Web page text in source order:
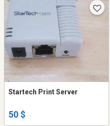
Startech Print Server
50 $